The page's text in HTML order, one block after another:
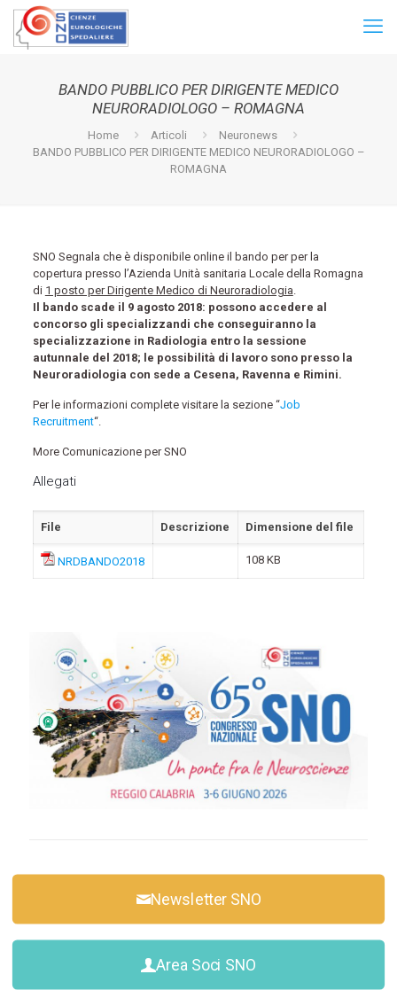
BANDO PUBBLICO PER DIRIGENTE MEDICO
NEURORADIOLOGO – ROMAGNA
Home Articoli
Neuronews
BANDO PUBBLICO PER DIRIGENTE MEDICO NEURORADIOLOGO –
ROMAGNA
SNO Segnala che è disponibile online il bando per per la
copertura presso l’Azienda Unità sanitaria Locale della Romagna
di 1 posto per Dirigente Medico di Neuroradiologia.
Il bando scade il 9 agosto 2018: possono accedere al
concorso gli specializzandi che conseguiranno la
specializzazione in Radiologia entro la sessione
autunnale del 2018; le possibilità di lavoro sono presso la
Neuroradiologia con sede a Cesena, Ravenna e Rimini.
Per le informazioni complete visitare la sezione “Job
Recruitment“.
More Comunicazione per SNO
Allegati
File Descrizione Dimensione del file
NRDBANDO2018 108 KB
Newsletter SNO
Area Soci SNO